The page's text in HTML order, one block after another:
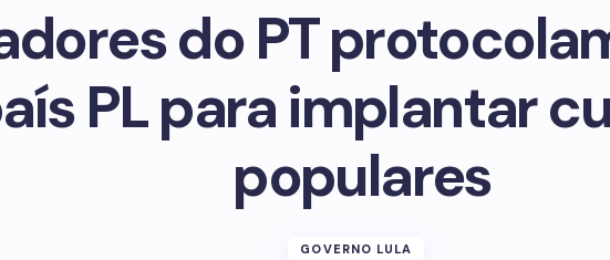
do PT
PL para implantar
populares
GOVERNO LULA